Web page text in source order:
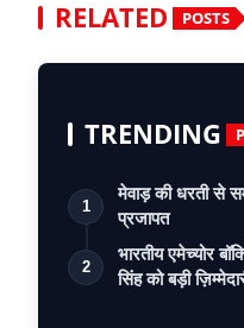
RELATED POSTS
TRENDING
1
मेवाड़ की धरती से
प्रजापत
2
भारतीय एमेच्योर
सिंह को बड़ी